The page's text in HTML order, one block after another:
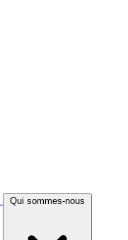
Qui sommes-nous